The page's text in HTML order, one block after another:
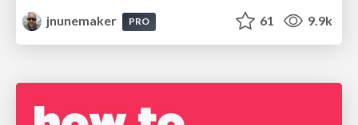
jnunemaker
PRO 61 9.9k